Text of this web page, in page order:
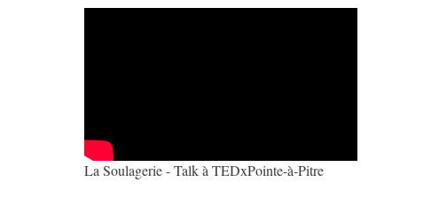
La Soulagerie - Talk à TEDxPointe-à-Pitre